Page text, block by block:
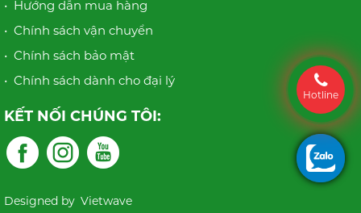
• Hướng dẫn mua hàng
• Chính sách vận chuyển
• Chính sách bảo mật
• Chính sách dành cho đại lý
KẾT NỐI CHÚNG TÔI:
Designed by Vietwave
Hotline